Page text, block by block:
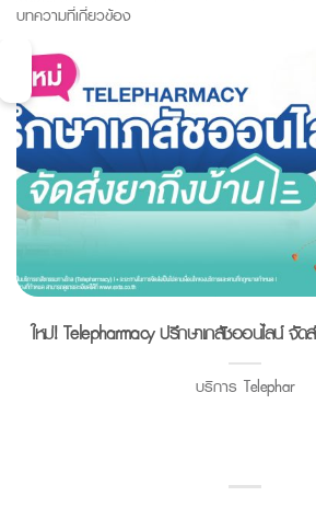
บทความที่เกี่ยวข้อง
ใหม่! Telepharmacy ปรึกษาเภสัชออนไลน์ จั
บริการ Telephar